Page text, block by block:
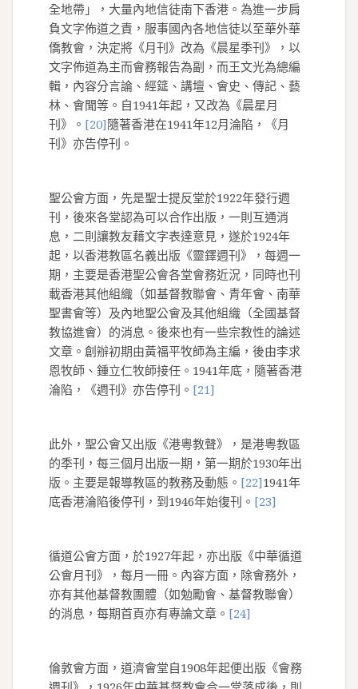
全地帶」，大量內地信徒南下香港。為進一步肩
負文字佈道之責，服事國內各地信徒以至華外華
僑教會，決定將《月刊》改為《晨星季刊》，以
文字佈道為主而會務報告為副，而王文光為總編
輯，內容分言論、經筵、講壇、會史、傳記、藝
林、會聞等。自1941年起，又改為《晨星月
刊》。 [20]隨著香港在1941年12月淪陷，《月
刊》亦告停刊。
聖公會方面，先是聖士提反堂於1922年發行週
刊，後來各堂認為可以合作出版，一則互通消
息，二則讓教友藉文字表達意見，遂於1924年
起，以香港教區名義出版《靈鐸週刊》，每週一
期，主要是香港聖公會各堂會務近況，同時也刊
載香港其他組織（如基督教聯會、青年會、南華
聖書會等）及內地聖公會及其他組織（全國基督
教協進會）的消息。後來也有一些宗教性的論述
文章。創辦初期由黃福平牧師為主編，後由李求
恩牧師、鍾立仁牧師接任。1941年底，隨著香港
淪陷，《週刊》亦告停刊。 [21]
此外，聖公會又出版《港粵教聲》，是港粵教區
的季刊，每三個月出版一期，第一期於1930年出
版。主要是報導教區的教務及動態。 [22]1941年
底香港淪陷後停刊，到1946年始復刊。 [23]
循道公會方面，於1927年起，亦出版《中華循道
公會月刊》，每月一冊。內容方面，除會務外，
亦有其他基督教團體（如勉勵會、基督教聯會）
的消息，每期首頁亦有專論文章。 [24]
倫敦會方面，道濟會堂自1908年起便出版《會務